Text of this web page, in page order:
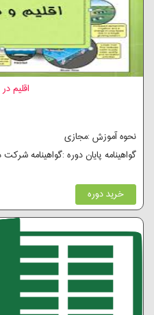
اقلیم
نحوه آموزش :مجازی
گواهینامه پایان دوره :گواهینامه
خرید دوره